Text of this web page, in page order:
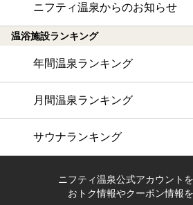
ニフティ温泉からのお知らせ
温浴施設ランキング
年間温泉ランキング
月間温泉ランキング
サウナランキング
ニフティ温泉公式アカウント
おトク情報やクーポン情報